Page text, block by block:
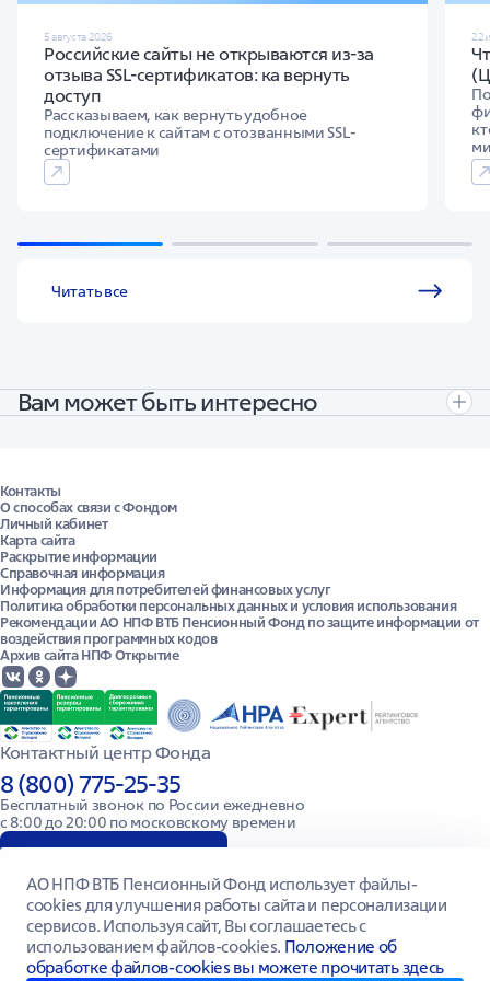
вкладчиком-юридическим лицом (если данное условие
5 августа 2026
Российские сайты не открываются из-за
отзыва SSL-сертификатов: ка вернуть
доступ
Рассказываем, как вернуть удобное
подключение к сайтам с отозванными SSL-
сертификатами
22
Читать все
Вам может быть интересно
Сервисы
Калькулятор ПДС
Калькулятор ОПС
Личный кабинет ПДС
Сменить Фонд
Перевод ОПС в ПДС
ПДС
Программа долгосрочных сбережений
Детские сбережения
Тест-драйв ПДС
Для ИП и самозанятых
Для молодежи
Для родителей
Для взрослых
АО НПФ ВТБ Пенсионный Фонд использует файлы-
cookies для улучшения работы сайта и персонализации
сервисов. Используя сайт, Вы соглашаетесь с
использованием файлов-cookies. Положение об
обработке файлов-cookies вы можете прочитать здесь
Контакты
О способах связи с Фондом
Личный кабинет
Карта сайта
Раскрытие информации
Справочная информация
Информация для потребителей финансовых услуг
Политика обработки персональных данных и условия использования
Рекомендации АО НПФ ВТБ Пенсионный Фонд по защите информации от
воздействия программных кодов
Архив сайта НПФ Открытие
Контактный центр Фонда
8 (800) 775-25-35
Бесплатный звонок по России ежедневно
с 8:00 до 20:00 по московскому времени
Все права защищены © 2026. АО НПФ ВТБ Пенсионный фонд Лицензия № 269/2
от 18.10.2007 г. выдана Федеральной службой по финансовым рынкам. ИНН/